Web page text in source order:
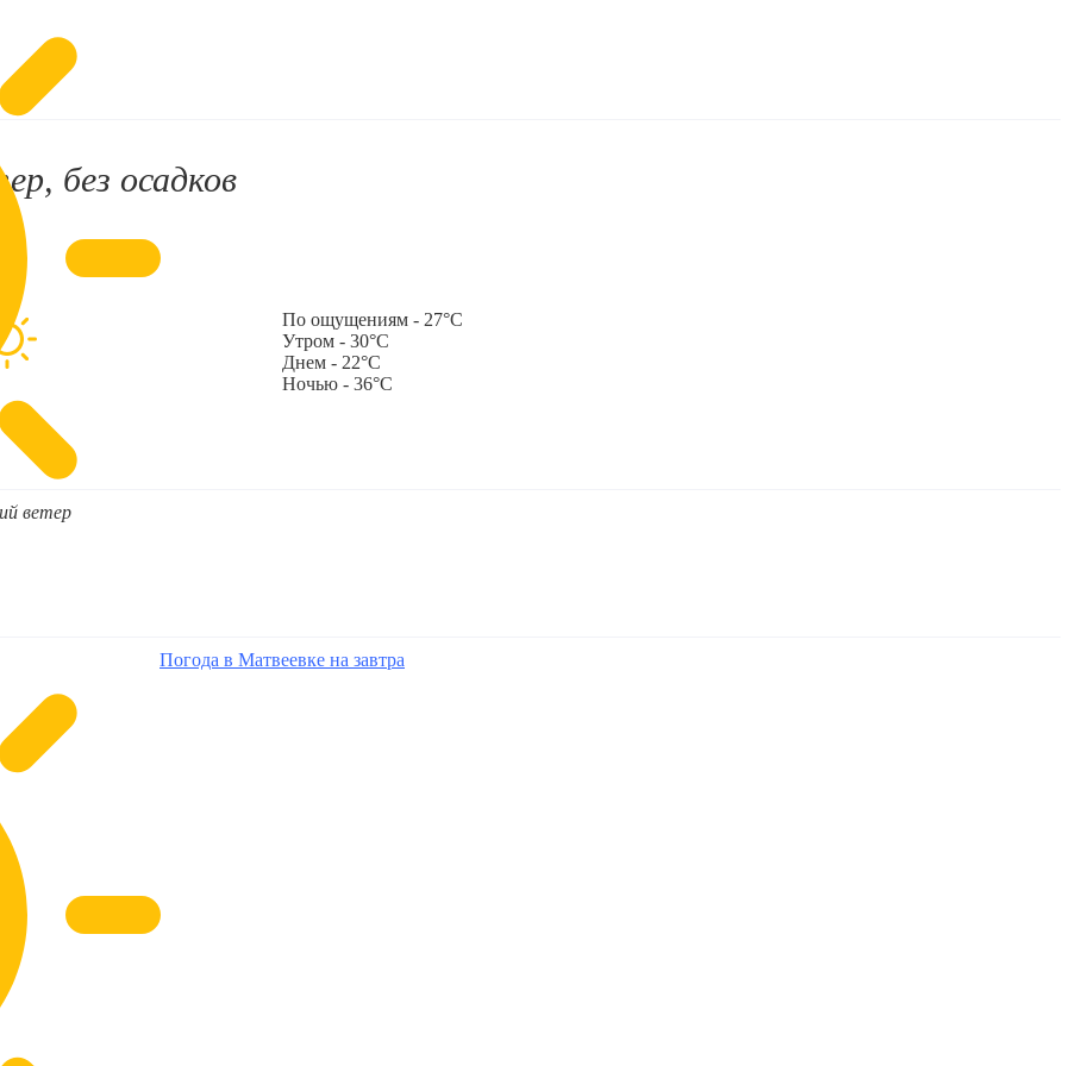
без осадков
По ощущениям - 27°C
Утром - 30°C
Днем - 22°C
Ночью - 36°C
ветер
Погода в Матвеевке на завтра